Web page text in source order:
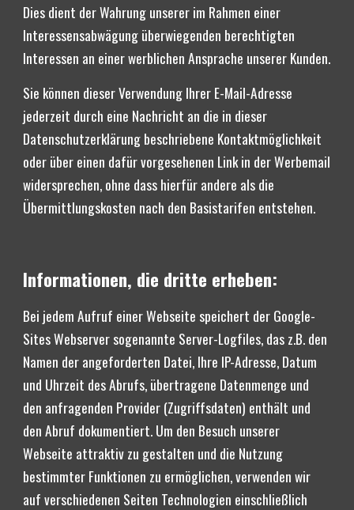
Dies dient der Wahrung unserer im Rahmen einer
Interessensabwägung überwiegenden berechtigten
Interessen an einer werblichen Ansprache unserer Kunden.
Sie können dieser Verwendung Ihrer E-Mail-Adresse
jederzeit durch eine Nachricht an die in dieser
Datenschutzerklärung beschriebene Kontaktmöglichkeit
oder über einen dafür vorgesehenen Link in der Werbemail
widersprechen, ohne dass hierfür andere als die
Übermittlungskosten nach den Basistarifen entstehen.
Informationen, die dritte erheben:
Bei jedem Aufruf einer Webseite speichert der Google-
Sites Webserver sogenannte Server-Logfiles, das z.B. den
Namen der angeforderten Datei, Ihre IP-Adresse, Datum
und Uhrzeit des Abrufs, übertragene Datenmenge und
den anfragenden Provider (Zugriffsdaten) enthält und
den Abruf dokumentiert. Um den Besuch unserer
Webseite attraktiv zu gestalten und die Nutzung
bestimmter Funktionen zu ermöglichen, verwenden wir
auf verschiedenen Seiten Technologien einschließlich